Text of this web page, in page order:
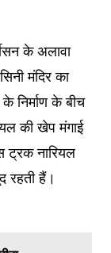
के अलावा
मंदिर का
निर्माण के बीच
की खेप मंगाई
ट्रक नारियल
रहती हैं।